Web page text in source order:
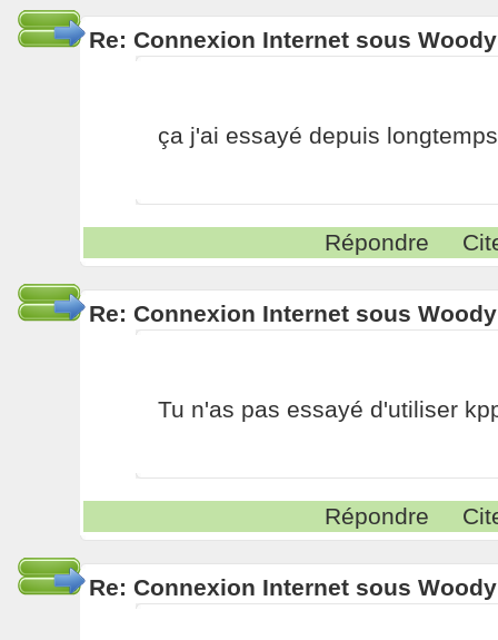
Re: Connexion Internet sous Woody
ça j'ai essayé depuis
Répondre
Re: Connexion Internet sous Woody
Tu n'as pas essayé d'utiliser
Répondre
Re: Connexion Internet sous Woody